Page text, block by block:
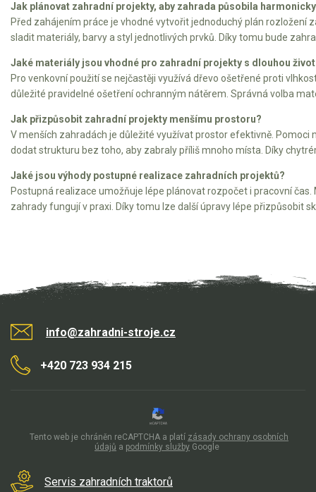
Elektrické tříkolky
Elektrické tříkolky pracovní
Elektrické čtyřkolky
Náhradní díly
Náhradní díly pro motorové pily
Zahradní traktory
Jak plánovat zahradní projekty, aby zahrada působila
Před zahájením práce je vhodné vytvořit jednoduchý plán rozložení
sladit materiály, barvy a styl jednotlivých prvků. Díky tomu bude
Jaké materiály jsou vhodné pro zahradní projekty s dlouhou
Pro venkovní použití se nejčastěji využívá dřevo ošetřené proti
důležité pravidelné ošetření ochranným nátěrem. Správná volba
Jak přizpůsobit zahradní projekty menšímu prostoru?
V menších zahradách je důležité využívat prostor efektivně.
dodat strukturu bez toho, aby zabraly příliš mnoho místa. Díky
Jaké jsou výhody postupné realizace zahradních projektů?
Postupná realizace umožňuje lépe plánovat rozpočet i pracovní
zahrady fungují v praxi. Díky tomu lze další úpravy lépe přizpůsobit
info@zahradni-stroje.cz
+420 723 934 215
Servis zahradních traktorů
Tento web je chráněn reCAPTCHA a platí zásady ochrany osobních
údajů a podmínky služby Google